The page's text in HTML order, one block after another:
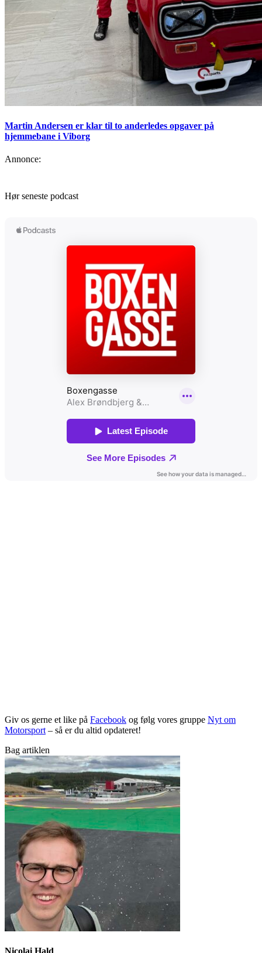
Martin Andersen er klar til to anderledes opgaver på
hjemmebane i Viborg
Annonce:
Hør seneste podcast
Giv os gerne et like på Facebook og følg vores gruppe Nyt om
Motorsport – så er du altid opdateret!
Bag artiklen
Nicolai Hald